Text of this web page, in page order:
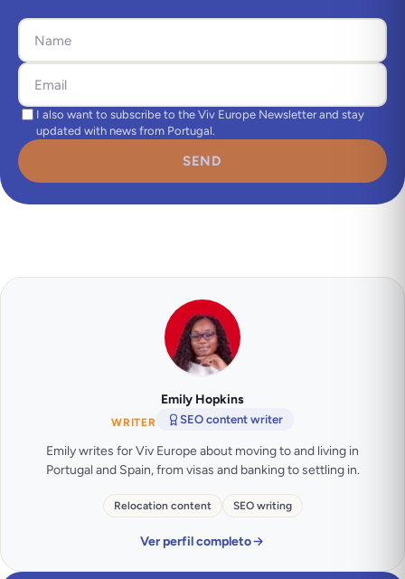
I also want to subscribe to the Viv Europe Newsletter and stay
updated with news from Portugal.
SEND
Emily Hopkins
WRITER SEO content writer
Emily writes for Viv Europe about moving to and living in
Portugal and Spain, from visas and banking to settling in.
Relocation content SEO writing
Ver perfil completo